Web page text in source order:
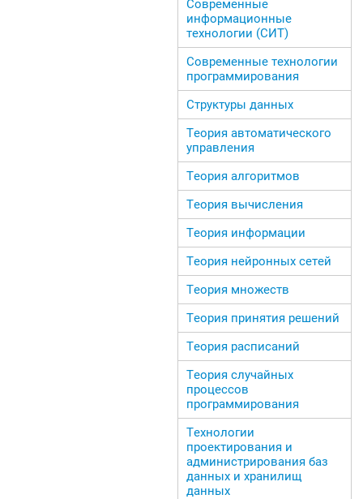
Современные
информационные
технологии (СИТ)
Современные технологии
программирования
Структуры данных
Теория автоматического
управления
Теория алгоритмов
Теория вычисления
Теория информации
Теория нейронных сетей
Теория множеств
Теория принятия решений
Теория расписаний
Теория случайных
процессов
программирования
Технологии
проектирования и
администрирования баз
данных и хранилищ
данных